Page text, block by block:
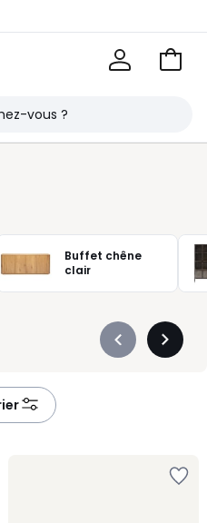
Voir
Buffet chêne
clair
Précédent